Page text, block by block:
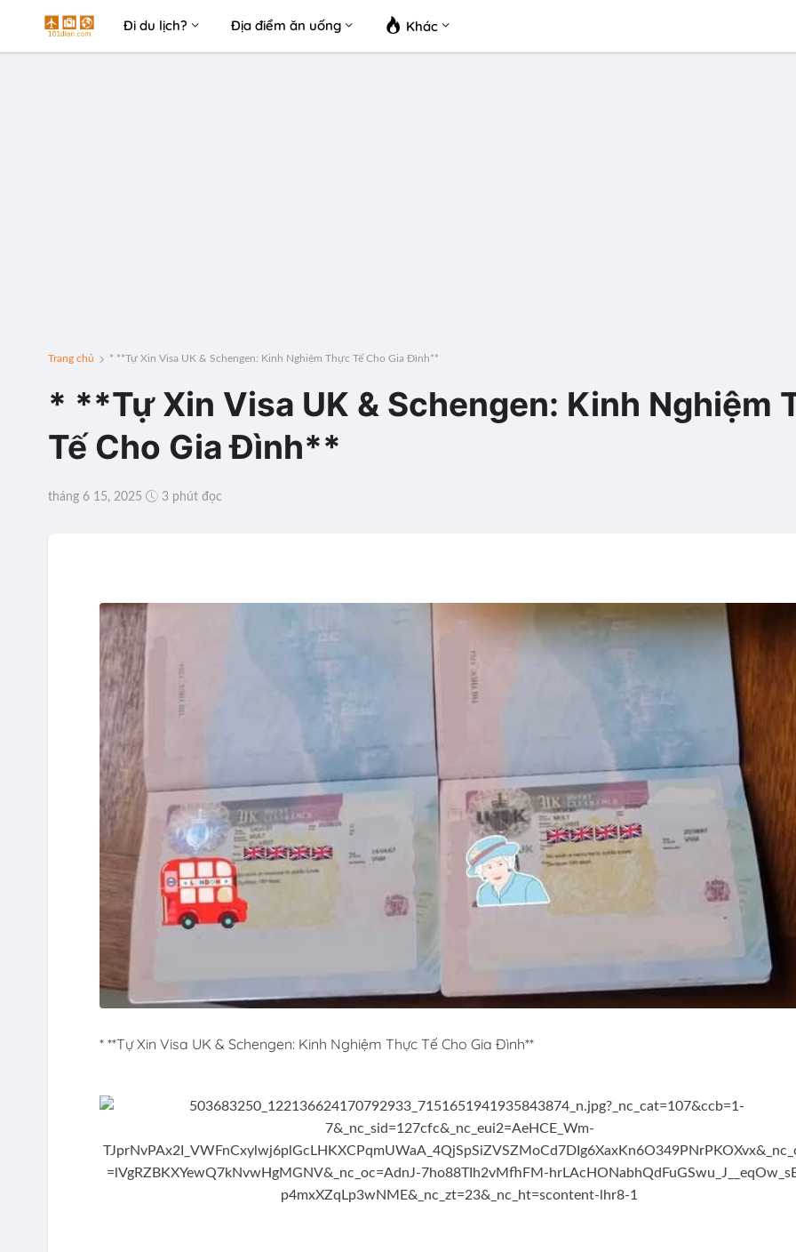
Đi du lịch? Địa điểm ăn uống Khác
Trang chủ * **Tự Xin Visa UK & Schengen: Kinh Nghiệm Thực Tế Cho Gia Đình**
* **Tự Xin Visa UK & Schengen: Kinh Nghiệm
Tế Cho Gia Đình**
tháng 6 15, 2025 3 phút đọc
* **Tự Xin Visa UK & Schengen: Kinh Nghiệm Thực Tế Cho Gia Đình**